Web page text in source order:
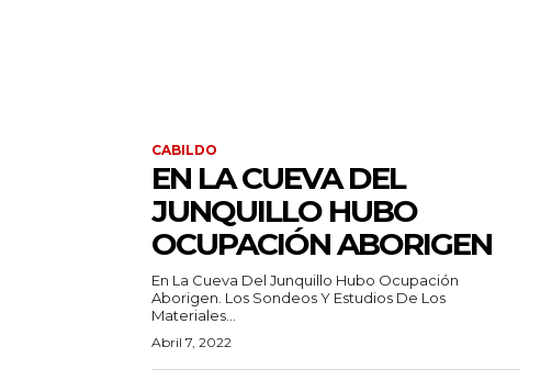
CABILDO
EN LA CUEVA DEL
JUNQUILLO HUBO
OCUPACIÓN ABORIGEN
En La Cueva Del Junquillo Hubo Ocupación
Aborigen. Los Sondeos Y Estudios De Los
Materiales...
Abril 7, 2022